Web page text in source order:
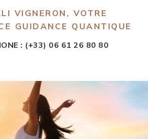
VIGNERON, VOTRE
GUIDANCE QUANTIQUE
: (+33) 06 61 26 80 80